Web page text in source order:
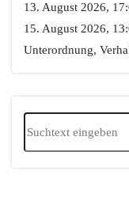
13. August 2026,
15. August 2026,
Unterordnung,
Suchen